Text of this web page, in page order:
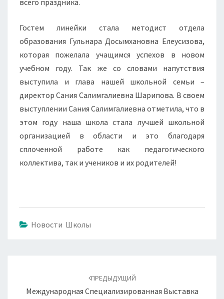
всего праздника.
Гостем линейки стала методист отдела
образования Гульнара Досымхановна Елеусизова,
которая пожелала учащимся успехов в новом
учебном году. Так же со словами напутствия
выступила и глава нашей школьной семьи –
директор Сания Салимгалиевна Шарипова. В своем
выступлении Сания Салимгалиевна отметила, что в
этом году наша школа стала лучшей школьной
организацией в области и это благодаря
сплоченной работе как педагогического
коллектива, так и учеников и их родителей!
Новости Школы
записям
ПРЕДЫДУЩИЙ
Международная Специализированная Выставка